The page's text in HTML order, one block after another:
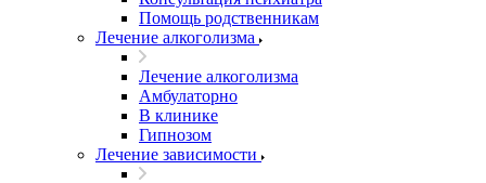
Помощь родственникам
Лечение алкоголизма
Лечение алкоголизма
Амбулаторно
В клинике
Гипнозом
Лечение зависимости